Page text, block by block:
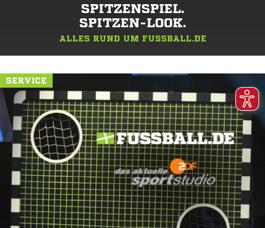
SPITZENSPIEL.
SPITZEN-LOOK.
ALLES RUND UM FUSSBALL.DE
SERVICE